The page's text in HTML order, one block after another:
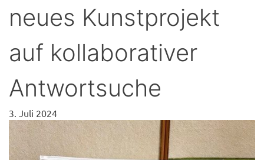
neues Kunstprojekt
auf kollaborativer
Antwortsuche
3. Juli 2024